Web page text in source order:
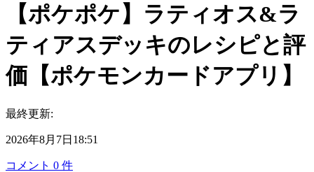
【ポケポケ】ラティオス&ラ
ティアスデッキのレシピと評
価【ポケモンカードアプリ】
最終更新:
2026年8月7日18:51
コメント 0 件